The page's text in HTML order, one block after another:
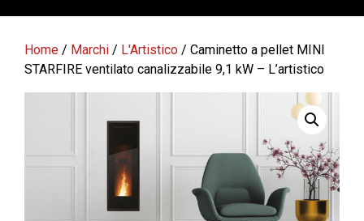
Home / Marchi / L'Artistico / Caminetto a pellet MINI
STARFIRE ventilato canalizzabile 9,1 kW – L’artistico